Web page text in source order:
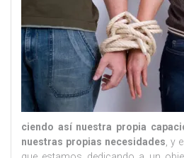
ciendo así nuestra propia
nuestras propias necesidades, y